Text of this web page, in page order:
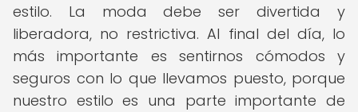
estilo. La moda debe ser divertida y
liberadora, no restrictiva. Al final del día, lo
más importante es sentirnos cómodos y
seguros con lo que llevamos puesto, porque
nuestro estilo es una parte importante de